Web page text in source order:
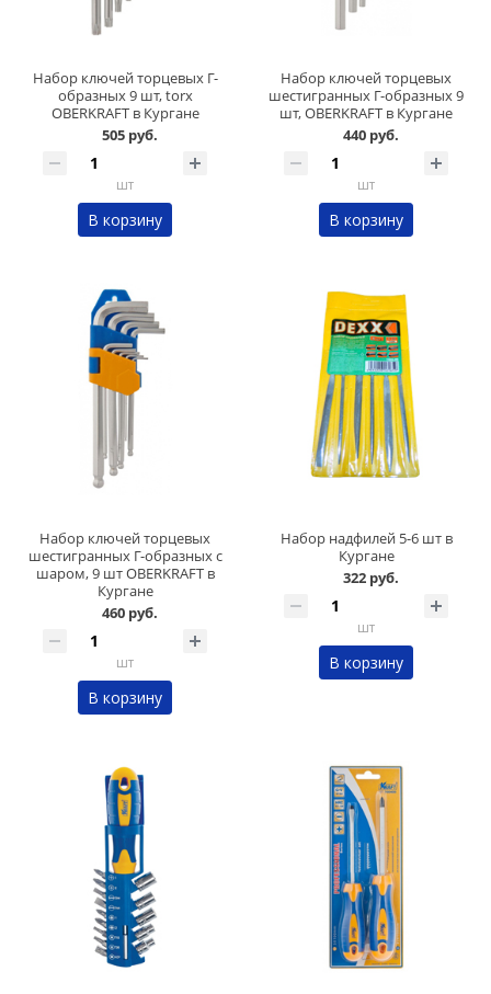
Набор ключей торцевых Г-
образных 9 шт, torx
OBERKRAFT в Кургане
505 руб.
шт
В корзину
Набор ключей торцевых
шестигранных Г-образных 9
шт, OBERKRAFT в Кургане
440 руб.
шт
В корзину
Набор ключей торцевых
шестигранных Г-образных с
шаром, 9 шт OBERKRAFT в
Кургане
460 руб.
шт
В корзину
Набор надфилей 5-6 шт в
Кургане
322 руб.
шт
В корзину